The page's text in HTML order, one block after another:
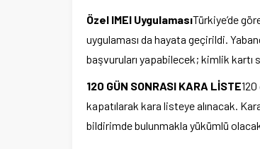
Özel IMEI UygulamasıTürkiye’de
uygulaması da hayata geçirildi.
başvuruları yapabilecek; kimlik kartı
120 GÜN SONRASI KARA LİSTE
kapatılarak kara listeye alınacak.
bildirimde bulunmakla yükümlü